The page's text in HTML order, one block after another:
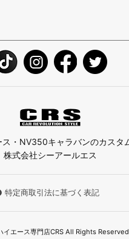
ス・NV350キャラバンのカスタ
株式会社シーアールエス
特定商取引法に基づく表記
エース専門店CRS All Rights